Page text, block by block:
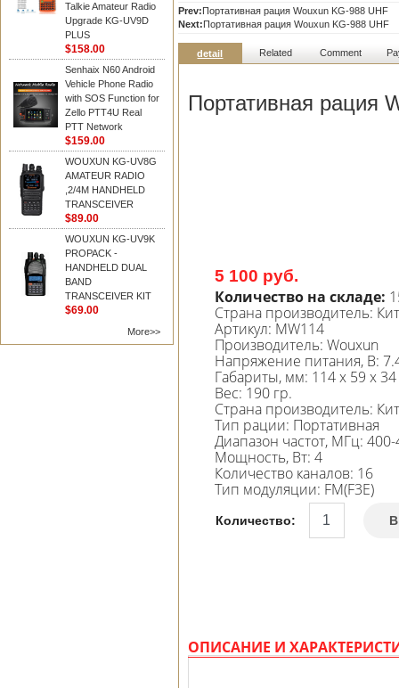
Talkie Amateur Radio
Upgrade KG-UV9D
PLUS
$158.00
Senhaix N60 Android
Vehicle Phone Radio
with SOS Function for
Zello PTT4U Real
PTT Network
$159.00
WOUXUN KG-UV8G
AMATEUR RADIO
,2/4M HANDHELD
TRANSCEIVER
$89.00
WOUXUN KG-UV9K
PROPACK -
HANDHELD DUAL
BAND
TRANSCEIVER KIT
$69.00
More>>
Prev:Портативная рация Wouxun KG-988 UHF
Next:Портативная рация Wouxun KG-988 UHF
detail Related Comment
Портативная рация
5 100 руб.
Количество на складе:
Страна производитель:
Артикул: MW114
Производитель: Wouxun
Напряжение питания, В:
Габариты, мм: 114 х 59 х 34
Вес: 190 гр.
Страна производитель:
Тип рации: Портативная
Диапазон частот, МГц:
Мощность, Вт: 4
Количество каналов: 16
Тип модуляции: FM(F3E)
Количество:
ОПИСАНИЕ И